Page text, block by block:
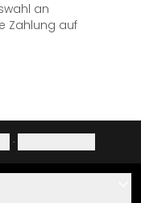
an
Zahlung auf
·